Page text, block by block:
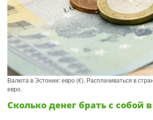
Валюта в Эстонии: евро (€). Расплачиваться в
евро.
Сколько денег брать с собой